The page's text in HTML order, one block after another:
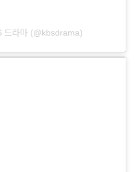
(@kbsdrama)